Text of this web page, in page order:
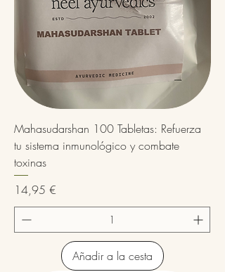
Mahasudarshan 100 Tabletas: Refuerza
tu sistema inmunológico y combate
toxinas
Precio
14,95 €
Añadir a la cesta